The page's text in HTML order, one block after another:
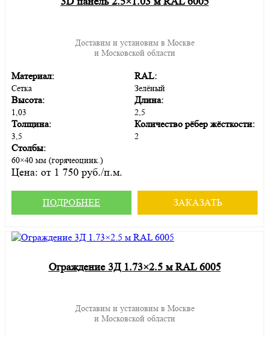
Доставим и установим в Москве
и Московской области
Материал:
Сетка
RAL:
Зелёный
Высота:
1,03
Длина:
2,5
Толщина:
3,5
Количество рёбер жёсткости:
2
Столбы:
60×40 мм (горячеоцинк.)
Цена: от 1 750 руб./п.м.
ПОДРОБНЕЕ ЗАКАЗАТЬ
Ограждение 3Д 1.73×2.5 м RAL 6005
Доставим и установим в Москве
и Московской области